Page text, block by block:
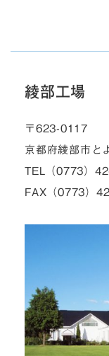
綾部工場
〒623-0117
京都府綾部市と
TEL（0773）
FAX（0773）